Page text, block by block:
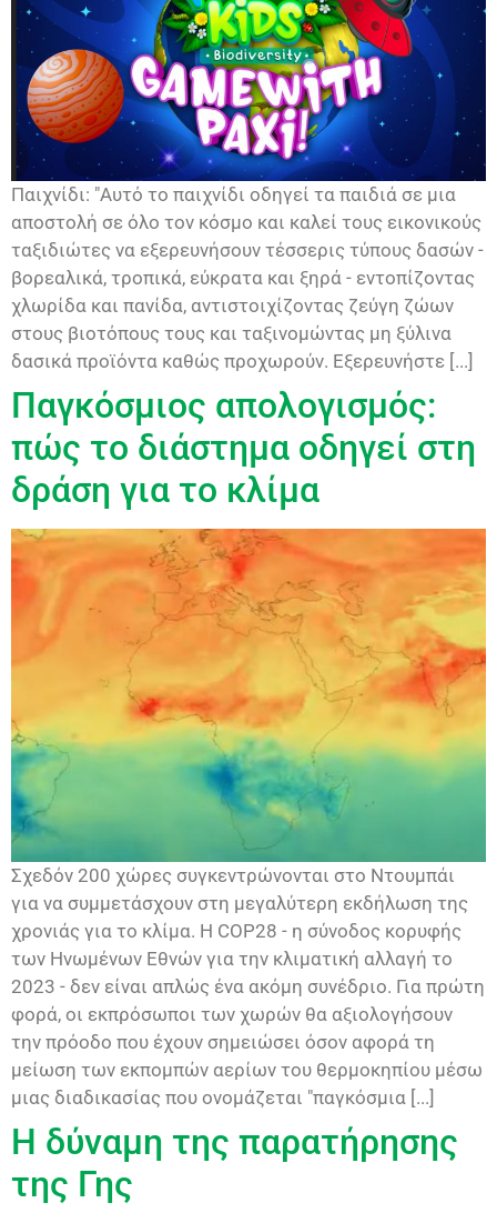
Παιχνίδι: "Αυτό το παιχνίδι οδηγεί τα παιδιά σε μια
αποστολή σε όλο τον κόσμο και καλεί τους εικονικούς
ταξιδιώτες να εξερευνήσουν τέσσερις τύπους δασών -
βορεαλικά, τροπικά, εύκρατα και ξηρά - εντοπίζοντας
χλωρίδα και πανίδα, αντιστοιχίζοντας ζεύγη ζώων
στους βιοτόπους τους και ταξινομώντας μη ξύλινα
δασικά προϊόντα καθώς προχωρούν. Εξερευνήστε [...]
Παγκόσμιος απολογισμός:
πώς το διάστημα οδηγεί στη
δράση για το κλίμα
Σχεδόν 200 χώρες συγκεντρώνονται στο Ντουμπάι
για να συμμετάσχουν στη μεγαλύτερη εκδήλωση της
χρονιάς για το κλίμα. Η COP28 - η σύνοδος κορυφής
των Ηνωμένων Εθνών για την κλιματική αλλαγή το
2023 - δεν είναι απλώς ένα ακόμη συνέδριο. Για πρώτη
φορά, οι εκπρόσωποι των χωρών θα αξιολογήσουν
την πρόοδο που έχουν σημειώσει όσον αφορά τη
μείωση των εκπομπών αερίων του θερμοκηπίου μέσω
μιας διαδικασίας που ονομάζεται "παγκόσμια [...]
Η δύναμη της παρατήρησης
της Γης